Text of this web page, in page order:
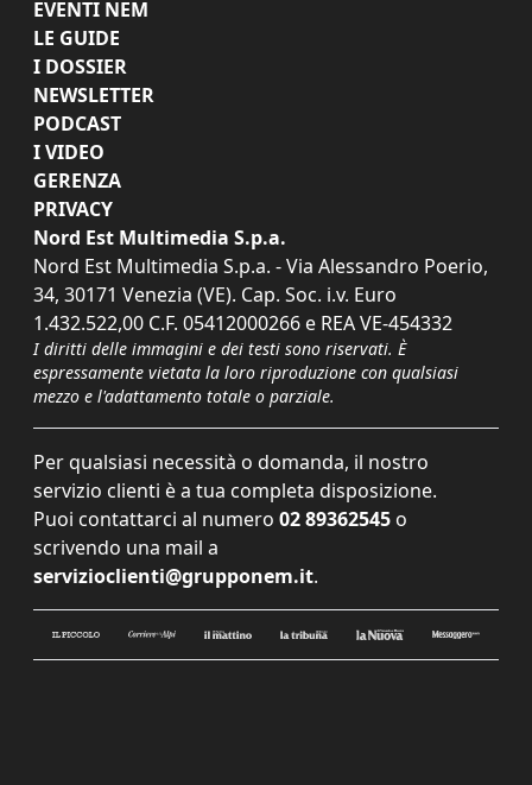
EVENTI NEM
LE GUIDE
I DOSSIER
NEWSLETTER
PODCAST
I VIDEO
GERENZA
PRIVACY
Nord Est Multimedia S.p.a.
Nord Est Multimedia S.p.a. - Via Alessandro Poerio,
34, 30171 Venezia (VE). Cap. Soc. i.v. Euro
1.432.522,00 C.F. 05412000266 e REA VE-454332
I diritti delle immagini e dei testi sono riservati. È
espressamente vietata la loro riproduzione con qualsiasi
mezzo e l'adattamento totale o parziale.
Per qualsiasi necessità o domanda, il nostro
servizio clienti è a tua completa disposizione.
Puoi contattarci al numero 02 89362545 o
scrivendo una mail a
servizioclienti@grupponem.it.